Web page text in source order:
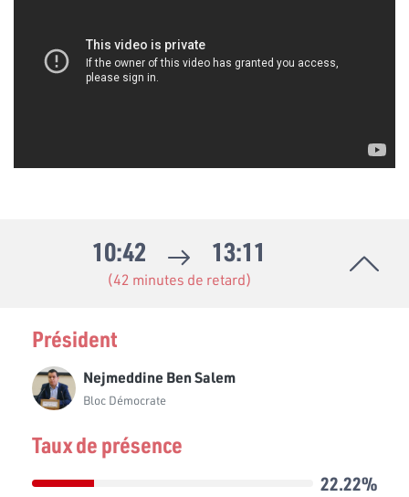
10:42 13:11
(42 minutes de retard)
Président
Nejmeddine Ben Salem
Bloc Démocrate
Taux de présence
22.22%